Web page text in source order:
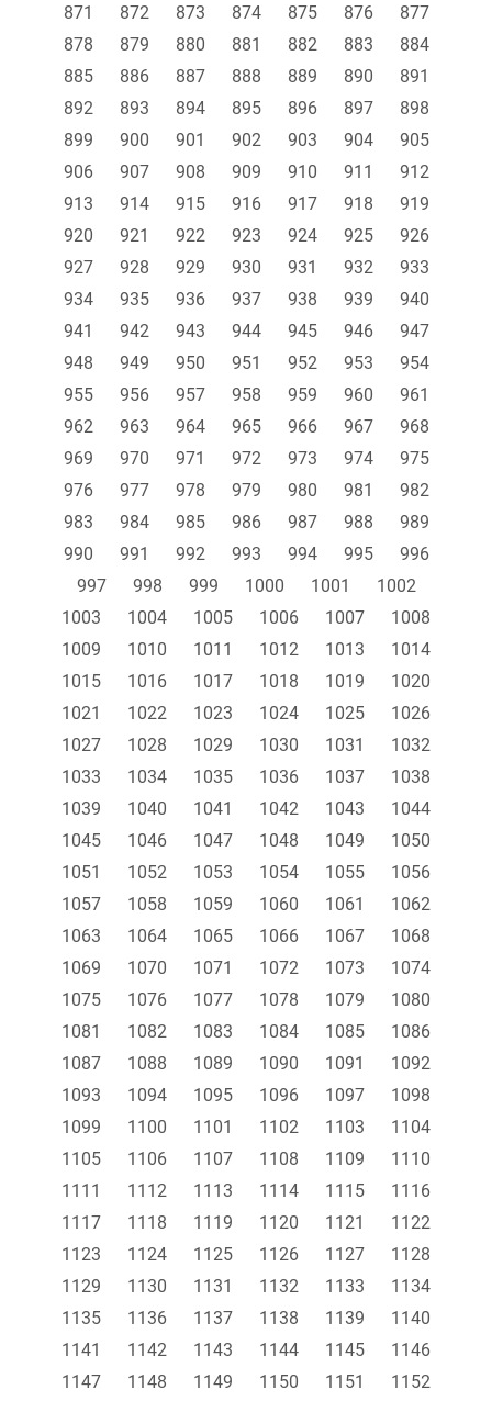
871
872 873 874 875 876
877
878
879 880 881 882 883
884
885
886 887 888 889 890
891
892
893 894 895 896 897
898
899
900 901 902 903 904
905
906
907 908 909 910 911
912
913
914 915 916 917 918
919
920
921 922 923 924 925
926
927
928 929 930 931 932
933
934
935 936 937 938 939
940
941
942 943 944 945 946
947
948
949 950 951 952 953
954
955
956 957 958 959 960
961
962
963 964 965 966 967
968
969
970 971 972 973 974
975
976
977 978 979 980 981
982
983
984 985 986 987 988
989
990
991 992 993 994 995
996
997
998 999 1000 1001
1002
1003
1004 1005 1006 1007
1008
1009
1010 1011 1012 1013
1014
1015
1016 1017 1018 1019
1020
1021
1022 1023 1024 1025
1026
1027
1028 1029 1030 1031
1032
1033
1034 1035 1036 1037
1038
1039
1040 1041 1042 1043
1044
1045
1046 1047 1048 1049
1050
1051
1052 1053 1054 1055
1056
1057
1058 1059 1060 1061
1062
1063
1064 1065 1066 1067
1068
1069
1070 1071 1072 1073
1074
1075
1076 1077 1078 1079
1080
1081
1082 1083 1084 1085
1086
1087
1088 1089 1090 1091
1092
1093
1094 1095 1096 1097
1098
1099
1100 1101 1102 1103
1104
1105
1106 1107 1108 1109
1110
1111
1112 1113 1114 1115
1116
1117
1118 1119 1120 1121
1122
1123
1124 1125 1126 1127
1128
1129
1130 1131 1132 1133
1134
1135
1136 1137 1138 1139
1140
1141
1142 1143 1144 1145
1146
1147
1148 1149 1150 1151 1152